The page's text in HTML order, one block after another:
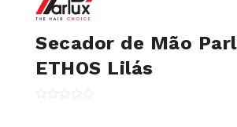
Secador de Mão
ETHOS Lilás